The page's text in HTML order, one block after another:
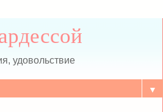
удовольствие
▼